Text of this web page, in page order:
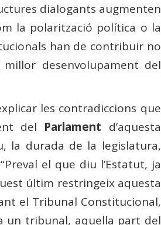
dialogants augmenten
la polarització política o la
han de contribuir no
desenvolupament del
les contradiccions que
del Parlament d’aquesta
la durada de la legislatura,
el que diu l’Estatut, ja
últim restringeix aquesta
el Tribunal Constitucional,
un tribunal, aquella part del